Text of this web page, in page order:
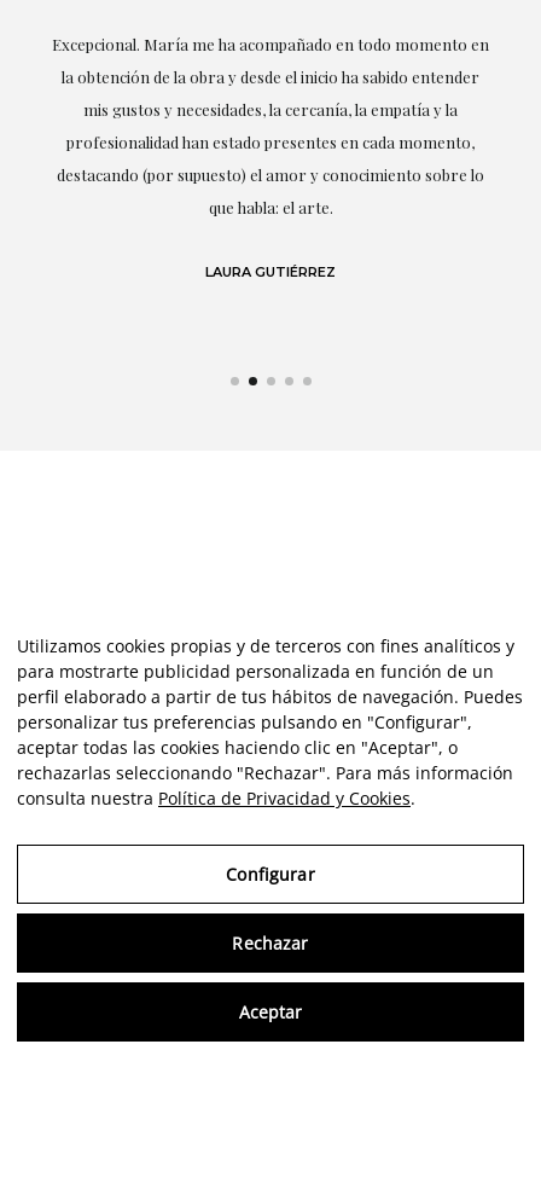
Excepcional. María me ha acompañado en todo momento en
la obtención de la obra y desde el inicio ha sabido entender
mis gustos y necesidades, la cercanía, la empatía y la
profesionalidad han estado presentes en cada momento,
destacando (por supuesto) el amor y conocimiento sobre lo
que habla: el arte.
LAURA GUTIÉRREZ
Utilizamos cookies propias y de terceros con fines analíticos y
para mostrarte publicidad personalizada en función de un
perfil elaborado a partir de tus hábitos de navegación. Puedes
personalizar tus preferencias pulsando en "Configurar",
aceptar todas las cookies haciendo clic en "Aceptar", o
rechazarlas seleccionando "Rechazar". Para más información
consulta nuestra Política de Privacidad y Cookies.
Configurar
Rechazar
Aceptar